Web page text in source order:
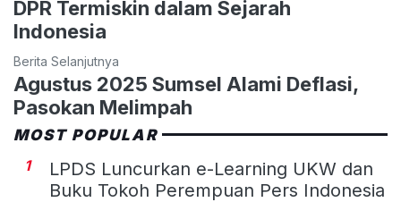
DPR Termiskin dalam Sejarah
Indonesia
Berita Selanjutnya
Agustus 2025 Sumsel Alami Deflasi,
Pasokan Melimpah
MOST POPULAR
1
LPDS Luncurkan e-Learning UKW dan
Buku Tokoh Perempuan Pers Indonesia